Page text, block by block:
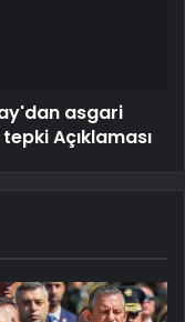
asgari
Açıklaması